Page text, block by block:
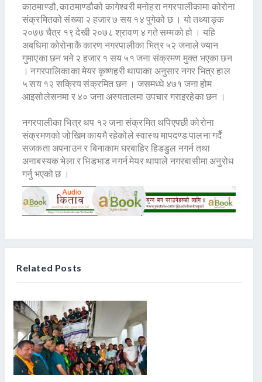
काठमाण्डौ, काठमाण्डौको कागेश्वरी मनोहरा नगरपालीकामा कोरोना
संक्रमितको संख्या २ हजार ७ सय १४ पुगेको छ । यो तथ्याङ्क
२०७७ चैत्र १९ देखी २०७८ श्रावण ४ गते सम्मको हो । यहि
अबधिमा कोरोनाकै कारण नगरपालीका भित्र ५२ जनाले ज्यान
गुमाएका छन भने २ हजार १ सय ५१ जना संक्रमण मुक्त भएका छन
। नगरपालिकाका मेयर कृष्णहरी थापाका अनुसार नगर भित्र हाल
५ सय १२ सक्रिय संक्रमित छन । जसमध्धे ४७१ जना होम
आइसोलेसनमा र ४० जना अस्पतालमा उपचार गराइरहेका छन ।
नगरपालीका भित्र थप १२ जना संक्रमित थपिएपछी कोरोना
संक्रमणको जोखिम कायमै रहेकोले स्वास्थ मापदण्ड पालना गर्दै
सजकता अपनाउन र बिनाकाम घरबाहिर हिडडुल नगर्न तथा
अनाबस्यक भेला र भिडभाड नगर्न मेयर थापाले नगरबासीमा अनुरोध
गर्नु भएको छ ।
Related Posts